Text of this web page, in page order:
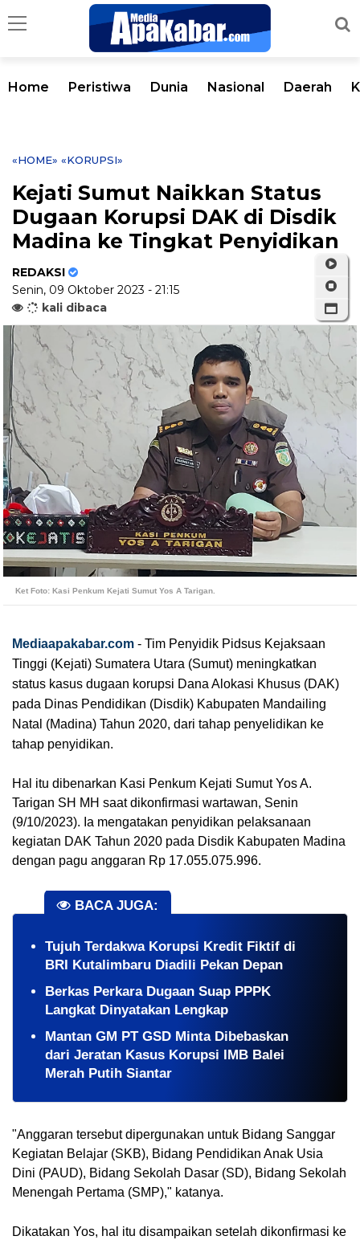
Home Peristiwa Dunia Nasional Daerah
«HOME» «KORUPSI»
Kejati Sumut Naikkan Status
Dugaan Korupsi DAK di Disdik
Madina ke Tingkat Penyidikan
REDAKSI
Senin, 09 Oktober 2023 - 21:15
kali dibaca
Ket Foto: Kasi Penkum Kejati Sumut Yos A Tarigan.
Mediaapakabar.com - Tim Penyidik Pidsus Kejaksaan
Tinggi (Kejati) Sumatera Utara (Sumut) meningkatkan
status kasus dugaan korupsi Dana Alokasi Khusus (DAK)
pada Dinas Pendidikan (Disdik) Kabupaten Mandailing
Natal (Madina) Tahun 2020, dari tahap penyelidikan ke
tahap penyidikan.
Hal itu dibenarkan Kasi Penkum Kejati Sumut Yos A.
Tarigan SH MH saat dikonfirmasi wartawan, Senin
(9/10/2023). Ia mengatakan penyidikan pelaksanaan
kegiatan DAK Tahun 2020 pada Disdik Kabupaten Madina
dengan pagu anggaran Rp 17.055.075.996.
BACA JUGA:
Tujuh Terdakwa Korupsi Kredit Fiktif di
BRI Kutalimbaru Diadili Pekan Depan
Berkas Perkara Dugaan Suap PPPK
Langkat Dinyatakan Lengkap
Mantan GM PT GSD Minta Dibebaskan
dari Jeratan Kasus Korupsi IMB Balei
Merah Putih Siantar
"Anggaran tersebut dipergunakan untuk Bidang Sanggar
Kegiatan Belajar (SKB), Bidang Pendidikan Anak Usia
Dini (PAUD), Bidang Sekolah Dasar (SD), Bidang Sekolah
Menengah Pertama (SMP)," katanya.
Dikatakan Yos, hal itu disampaikan setelah dikonfirmasi ke